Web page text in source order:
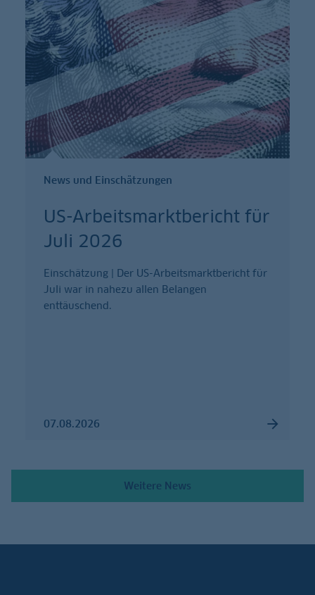
News und Einschätzungen
US-Arbeitsmarktbericht für
Juli 2026
Einschätzung | Der US-Arbeitsmarktbericht für
Juli war in nahezu allen Belangen
enttäuschend.
07.08.2026
Weitere News